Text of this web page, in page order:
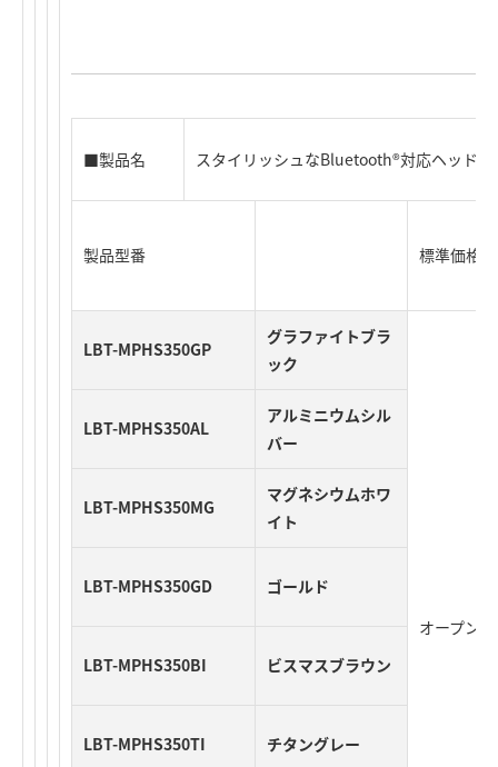
■製品名 スタイリッシュなBluetooth®対応ヘッド
製品型番 標準価格
LBT-MPHS350GP
グラファイトブラ
ック
オープン
LBT-MPHS350AL
アルミニウムシル
バー
LBT-MPHS350MG
マグネシウムホワ
イト
LBT-MPHS350GD ゴールド
LBT-MPHS350BI ビスマスブラウン
LBT-MPHS350TI チタングレー